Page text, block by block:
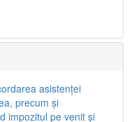
asistenței
precum și
impozitul pe venit și